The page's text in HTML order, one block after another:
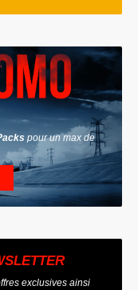
pour un max de
exclusives ainsi